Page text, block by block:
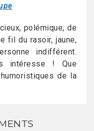
polémique, de
fil du rasoir, jaune,
indifférent.
intéresse ! Que
de la